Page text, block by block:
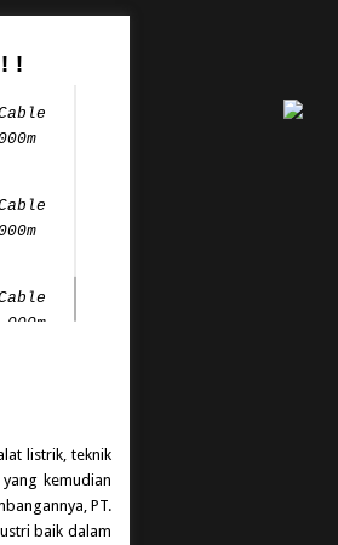
listrik, teknik
kemudian
PT.
baik dalam